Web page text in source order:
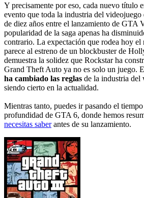
Y precisamente por eso, cada nuevo título
evento que toda la industria del videojuego
de diez años entre el lanzamiento de
popularidad de la saga apenas ha
contrario. La expectación que rodea hoy el
parece al estreno de un blockbuster de
demuestra la solidez que Rockstar ha
Grand Theft Auto ya no es solo un juego.
ha cambiado las reglas de la industria del
siendo cierto en la actualidad.
Mientras tanto, puedes ir pasando el
profundidad de GTA 6, donde hemos
necesitas saberantes de su lanzamiento.